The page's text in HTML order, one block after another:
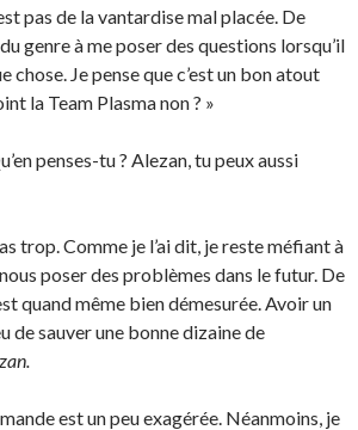
pas de la vantardise mal placée. De
genre à me poser des questions lorsqu’il
chose. Je pense que c’est un bon atout
la Team Plasma non ? »
penses-tu ? Alezan, tu peux aussi
trop. Comme je l’ai dit, je reste méfiant à
poser des problèmes dans le futur. De
quand même bien démesurée. Avoir un
de sauver une bonne dizaine de
est un peu exagérée. Néanmoins, je